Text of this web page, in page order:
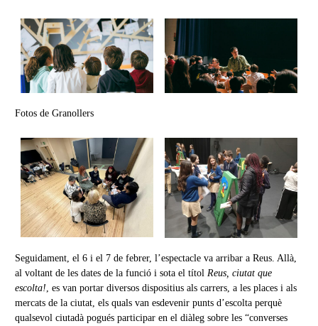
Fotos de Granollers
Seguidament, el 6 i el 7 de febrer, l’espectacle va arribar a Reus. Allà,
al voltant de les dates de la funció i sota el títol Reus, ciutat que
escolta! , es van portar diversos dispositius als carrers, a les places i als
mercats de la ciutat, els quals van esdevenir punts d’escolta perquè
qualsevol ciutadà pogués participar en el diàleg sobre les “converses